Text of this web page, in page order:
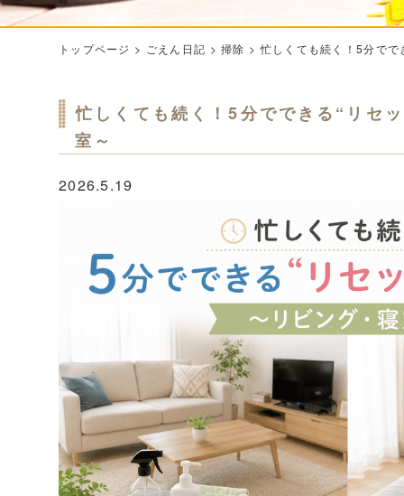
トップページ > ごえん日記 >掃除 >忙しくても続く！5分でで
忙しくても続く！5分でできる“リセ
室～
2026.5.19